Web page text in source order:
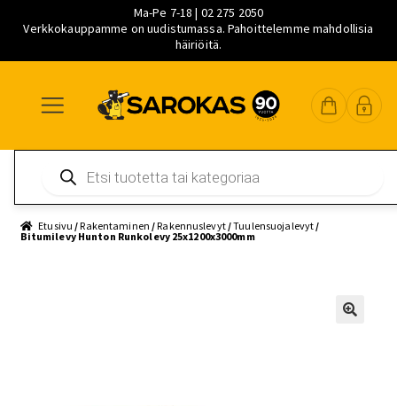
Ma-Pe 7-18 | 02 275 2050
Verkkokauppamme on uudistumassa. Pahoittelemme mahdollisia
häiriöitä.
navigointiin
sisältöön
pääsisältöön
search
Etusivu /Rakentaminen /Rakennuslevyt/Tuulensuojalevyt /
Bitumilevy Hunton Runkolevy 25x1200x3000mm